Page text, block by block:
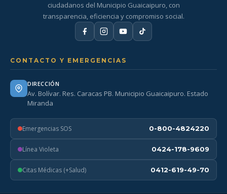
ciudadanos del Municipio Guaicaipuro, con
transparencia, eficiencia y compromiso social.
CONTACTO Y EMERGENCIAS
DIRECCIÓN
Av. Bolívar. Res. Caracas PB. Municipio Guaicaipuro. Estado
Miranda
Emergencias SOS 0-800-4824220
Línea Violeta 0424-178-9609
Citas Médicas (+Salud) 0412-619-49-70